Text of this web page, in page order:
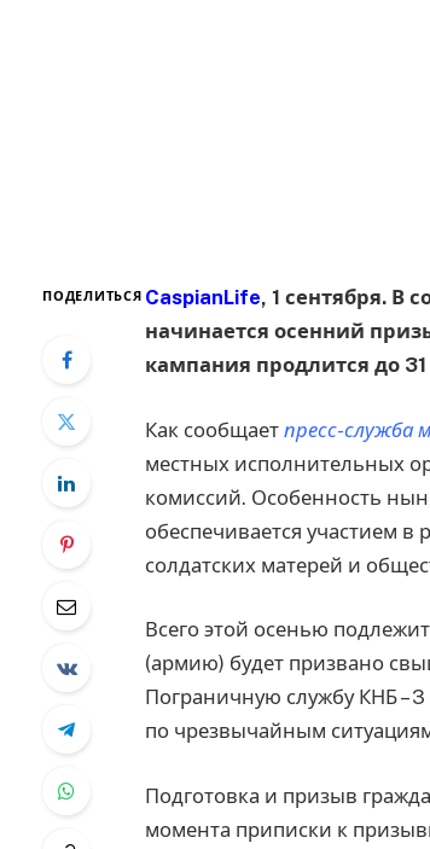
ПОДЕЛИТЬСЯ CaspianLife, 1 сентября. В
начинается осенний
кампания продлится до
Как сообщает пресс-служба
местных исполнительных
комиссий. Особенность
обеспечивается участием
солдатских матерей и
Всего этой осенью
(армию) будет призвано
Пограничную службу КНБ –
по чрезвычайным
Подготовка и призыв
момента приписки к